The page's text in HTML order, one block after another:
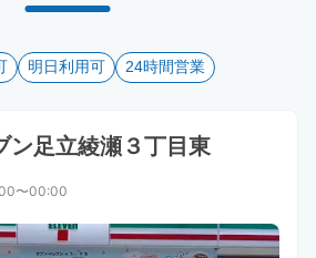
明日利用可 24時間営業
ン足立綾瀬３丁目東
〜00:00